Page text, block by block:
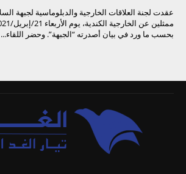
عقدت لجنة العلاقات الخارجية والدبلوماسية لجبهة
بحسب ما ورد في بيان أصدرته “الجبهة”. وحضر اللقاء...